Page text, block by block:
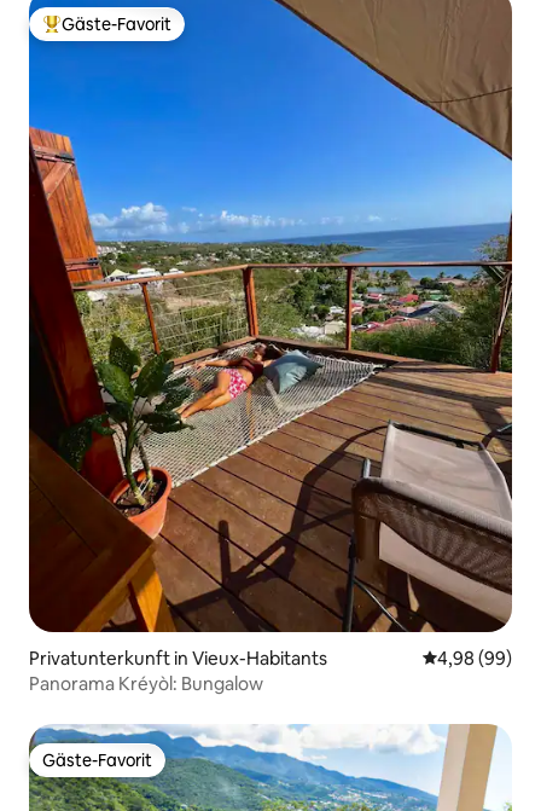
Beliebter Gäste-Favorit.
Gäste-Favorit
Privatunterkunft in Vieux-Habitants
4,98 (99)
Panorama Kréyòl: Bungalow
Gäste-Favorit
Gäste-Favorit